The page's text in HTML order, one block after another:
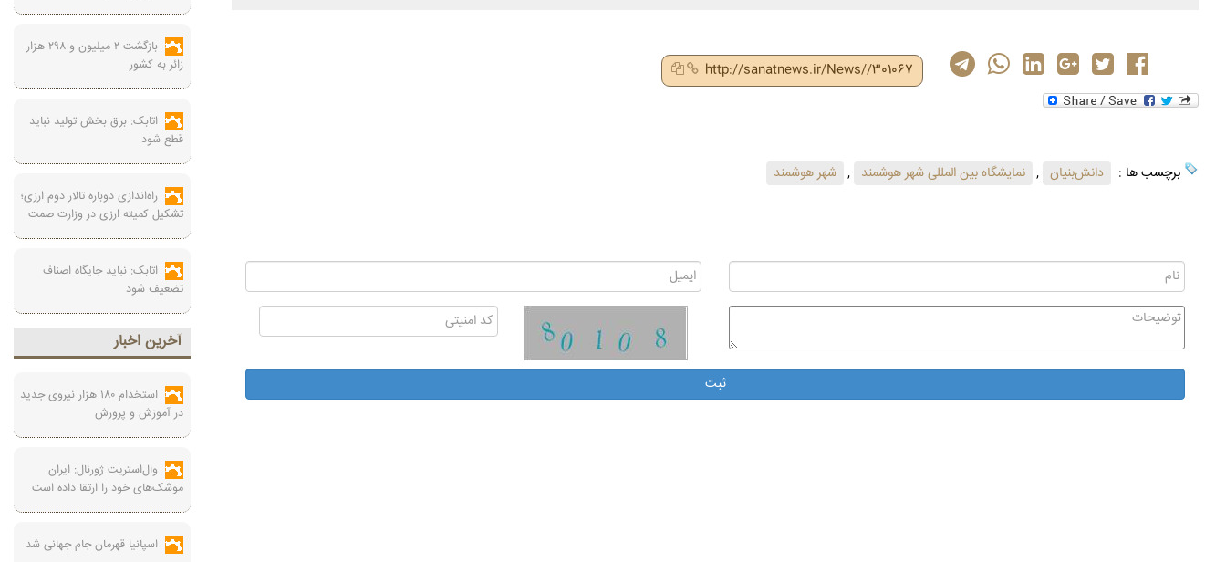
http://sanatnews.ir/News//301067
برچسب ها : دانش‌بنیان , نمایشگاه بین المللی شهر هوشمند , شهر هوشمند
بازگشت ۲ میلیون و ۲۹۸ هزار
زائر به کشور
اتابک: برق بخش تولید نباید
قطع شود
راه‌اندازی دوباره تالار دوم ارزی؛
تشکیل کمیته ارزی در وزارت صمت
اتابک: نباید جایگاه اصناف
تضعیف شود
آخرين اخبار
استخدام ۱۸۰ هزار نیروی جدید
در آموزش‌ و پرورش
وال‌استریت ژورنال: ایران
موشک‌های خود را ارتقا داده است
اسپانیا قهرمان جام جهانی شد